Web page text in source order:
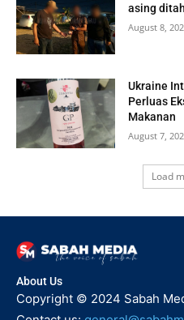
asing
August 8,
Ukraine
Perluas
Makanan
August 7,
Load
About Us
Copyright © 2024 Sabah